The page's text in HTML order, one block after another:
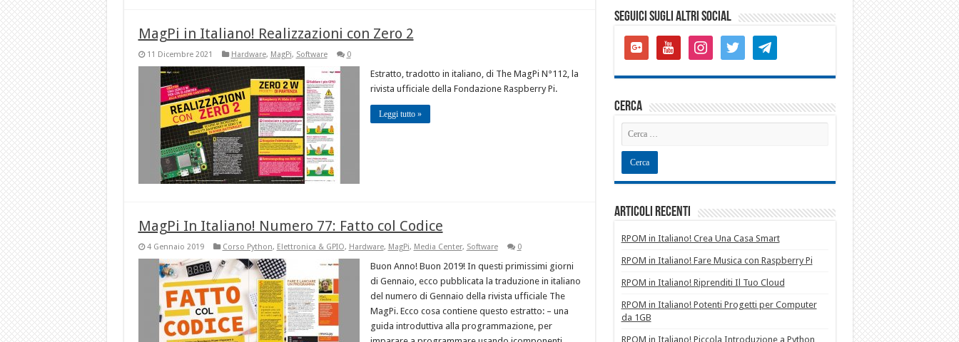
MagPi in Italiano! Realizzazioni con Zero 2
11 Dicembre 2021 Hardware, MagPi, Software 0
Estratto, tradotto in italiano, di The MagPi N°112, la
rivista ufficiale della Fondazione Raspberry Pi.
Leggi tutto »
MagPi In Italiano! Numero 77: Fatto col Codice
4 Gennaio 2019 Corso Python, Elettronica & GPIO, Hardware, MagPi, Media Center, Software 0
Buon Anno! Buon 2019! In questi primissimi giorni
di Gennaio, ecco pubblicata la traduzione in italiano
del numero di Gennaio della rivista ufficiale The
MagPi. Ecco cosa contiene questo estratto: – una
guida introduttiva alla programmazione, per
SEGUICI SUGLI ALTRI SOCIAL
google-
plus-
youtube instagramtwitter telegram
cerca
Articoli recenti
RPOM in Italiano! Crea Una Casa Smart
RPOM in Italiano! Fare Musica con Raspberry Pi
RPOM in Italiano! Riprenditi Il Tuo Cloud
RPOM in Italiano! Potenti Progetti per Computer
da 1GB
RPOM in Italiano! Piccola Introduzione a Python